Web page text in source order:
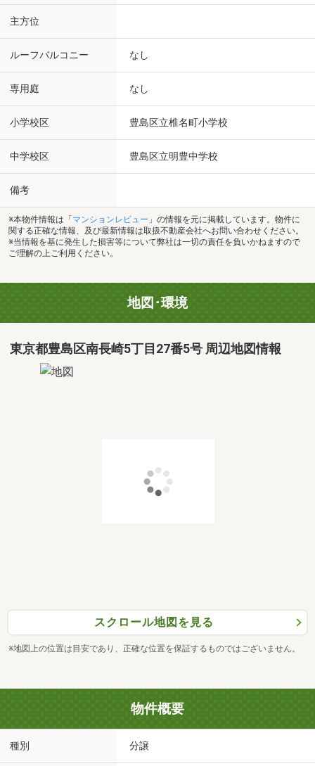
主方位
ルーフバルコニー なし
専用庭 なし
小学校区 豊島区立椎名町小学校
中学校区 豊島区立明豊中学校
備考
※本物件情報は「 マンションレビュー 」の情報を元に掲載しています。物件に
関する正確な情報、及び最新情報は取扱不動産会社へお問い合わせください。
※当情報を基に発生した損害等について弊社は一切の責任を負いかねますので
ご理解の上ご利用ください。
地図･環境
東京都豊島区南長崎5丁目27番5号 周辺地図情報
スクロール地図を見る
※地図上の位置は目安であり、正確な位置を保証するものではございません。
物件概要
種別 分譲